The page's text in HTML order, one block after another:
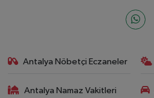
Antalya Nöbetçi Eczaneler
Antalya Namaz Vakitleri